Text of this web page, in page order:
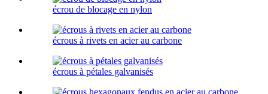
écrou de blocage en nylon
écrous à rivets en acier au carbone
écrous à pétales galvanisés